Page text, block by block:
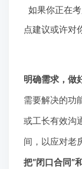
如果你正在
点建议或许对
明确需求，做
需要解决的功
或工长有效沟
间，以应对老
把“闭口合同”